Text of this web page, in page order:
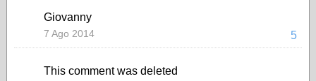
Giovanny
5
7 Ago 2014
This comment was deleted